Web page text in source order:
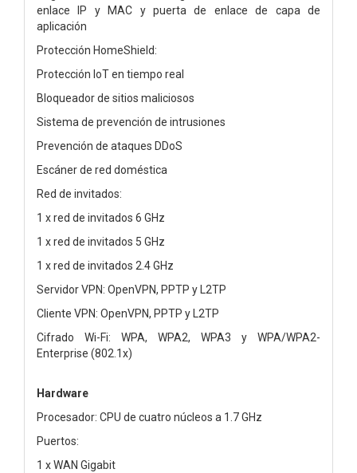
enlace IP y MAC y puerta de enlace de capa de
aplicación
Protección HomeShield:
Protección IoT en tiempo real
Bloqueador de sitios maliciosos
Sistema de prevención de intrusiones
Prevención de ataques DDoS
Escáner de red doméstica
Red de invitados:
1 x red de invitados 6 GHz
1 x red de invitados 5 GHz
1 x red de invitados 2.4 GHz
Servidor VPN: OpenVPN, PPTP y L2TP
Cliente VPN: OpenVPN, PPTP y L2TP
Cifrado Wi-Fi: WPA, WPA2, WPA3 y WPA/WPA2-
Enterprise (802.1x)
Hardware
Procesador: CPU de cuatro núcleos a 1.7 GHz
Puertos:
1 x WAN Gigabit